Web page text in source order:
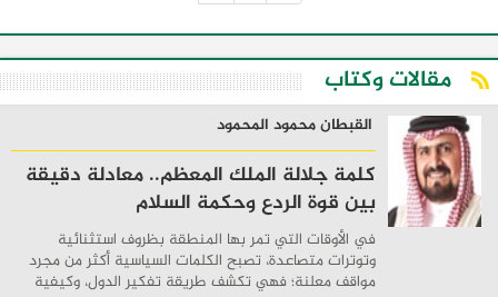
مقالات وكتاب
القبطان محمود المحمود
كلمة جلالة الملك المعظم.. معادلة دقيقة
بين قوة الردع وحكمة السلام
في الأوقات التي تمر بها المنطقة بظروف استثنائية
وتوترات متصاعدة، تصبح الكلمات السياسية أكثر من مجرد
مواقف معلنة؛ فهي تكشف طريقة تفكير الدول، وكيفية